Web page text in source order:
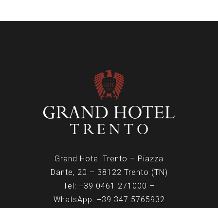
Grand Hotel Trento – Piazza
Dante, 20 – 38122 Trento (TN)
Tel: +39 0461 271000 –
WhatsApp: +39 347.5765932